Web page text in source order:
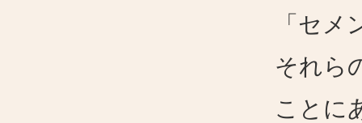
「セ
それら
ことに